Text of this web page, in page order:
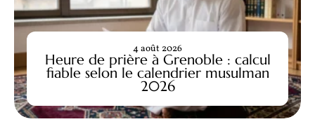
Heure de prière à Grenoble : calcul
fiable selon le calendrier musulman
2026
4 août 2026